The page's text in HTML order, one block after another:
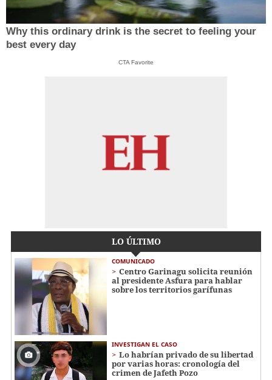
Why this ordinary drink is the secret to feeling your
best every day
CTA Favorite
LO ÚLTIMO
COMUNICADO
Centro Garinagu solicita reunión
al presidente Asfura para hablar
sobre los territorios garífunas
INVESTIGAN EL CASO
Lo habrían privado de su libertad
por varias horas: cronología del
crimen de Jafeth Pozo